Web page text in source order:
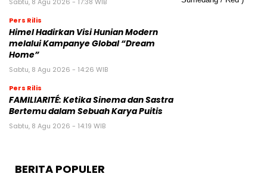
Pers Rilis
Himel Hadirkan Visi Hunian Modern
melalui Kampanye Global “Dream
Home”
Sabtu, 8 Agu 2026 - 14:26 WIB
Pers Rilis
FAMILIARITÉ: Ketika Sinema dan Sastra
Bertemu dalam Sebuah Karya Puitis
Sabtu, 8 Agu 2026 - 14:19 WIB
BERITA POPULER